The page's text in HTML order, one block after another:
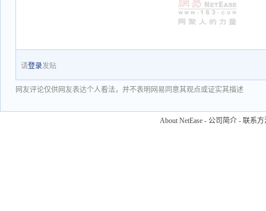
请登录发贴
网友评论仅供网友表达个人看法，并不表明网易同意其观点或证实其描述
About NetEase - 公司简介 - 联系方